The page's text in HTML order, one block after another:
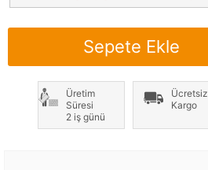
Sepete Ekle
Üretim
Süresi
2 iş günü
Ücretsiz
Kargo